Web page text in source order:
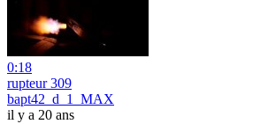
0:18
rupteur 309
bapt42_d_1_MAX
il y a 20 ans